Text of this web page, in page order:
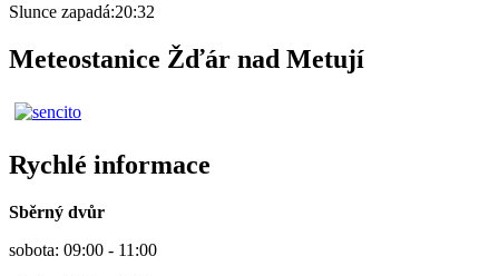
Slunce zapadá:20:32
Meteostanice Žďár nad Metují
Rychlé informace
Sběrný dvůr
sobota: 09:00 - 11:00